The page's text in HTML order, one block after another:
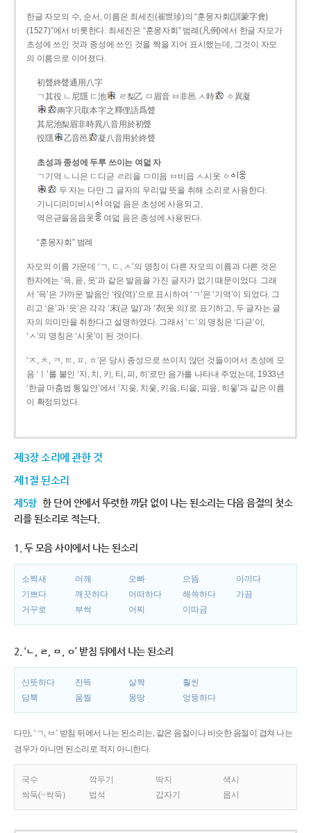
한글 자모의 수, 순서, 이름은 최세진(崔世珍)의 “훈몽자회(訓蒙字會)
(1527)”에서 비롯한다. 최세진은 “훈몽자회” 범례(凡例)에서 한글 자모가
초성에 쓰인 것과 종성에 쓰인 것을 짝을 지어 표시했는데, 그것이 자모
의 이름으로 이어졌다.
初聲終聲通用八字
ㄱ其役 ㄴ尼隱 ㄷ池
ㄹ梨乙 ㅁ眉音 ㅂ非邑 ㅅ時
ㆁ異凝
兩字只取本字之釋俚語爲聲
其尼池梨眉非時異八音用於初聲
役隱
乙音邑 凝八音用於終聲
초성과 종성에 두루 쓰이는 여덟 자
ㄱ기역 ㄴ니은 ㄷ디귿 ㄹ리을 ㅁ미음 ㅂ비읍 ㅅ시옷 ㆁ
두 자는 다만 그 글자의 우리말 뜻을 취해 소리로 사용한다.
기니디리미비시
여덟 음은 초성에 사용되고,
역은귿을음읍옷
여덟 음은 종성에 사용된다.
“훈몽자회” 범례
자모의 이름 가운데 ‘ㄱ, ㄷ, ㅅ’의 명칭이 다른 자모의 이름과 다른 것은
한자에는 ‘윽, 읃, 읏’과 같은 발음을 가진 글자가 없기 때문이었다. 그래
서 ‘윽’은 가까운 발음인 ‘役(역)’으로 표시하여 ‘ㄱ’은 ‘기역’이 되었다. 그
리고 ‘읃’과 ‘읏’은 각각 ‘末(귿 말)’과 ‘衣(옷 의)’로 표기하고, 두 글자는 글
자의 의미만을 취한다고 설명하였다. 그래서 ‘ㄷ’의 명칭은 ‘디귿’이,
‘ㅅ’의 명칭은 ‘시옷’이 된 것이다.
‘ㅈ, ㅊ, ㅋ, ㅌ, ㅍ, ㅎ’은 당시 종성으로 쓰이지 않던 것들이어서 초성에 모
음 ‘ㅣ’를 붙인 ‘지, 치, 키, 티, 피, 히’로만 음가를 나타내 주었는데, 1933년
‘한글 마춤법 통일안’에서 ‘지읒, 치읓, 키읔, 티읕, 피읖, 히읗’과 같은 이름
이 확정되었다.
제3장 소리에 관한 것
제1절 된소리
제5항 한 단어 안에서 뚜렷한 까닭 없이 나는 된소리는 다음 음절의 첫소
리를 된소리로 적는다.
1. 두 모음 사이에서 나는 된소리
소쩍새 어깨 오빠 으뜸
아끼다
기쁘다
깨끗하다 어떠하다 해쓱하다
가끔
거꾸로
부썩 어찌 이따금
2. ‘ㄴ, ㄹ, ㅁ, ㅇ’ 받침 뒤에서 나는 된소리
산뜻하다 잔뜩 살짝
훨씬
담뿍
움찔 몽땅 엉뚱하다
다만, ‘ㄱ, ㅂ’ 받침 뒤에서 나는 된소리는, 같은 음절이나 비슷한 음절이 겹쳐 나는
경우가 아니면 된소리로 적지 아니한다.
국수 깍두기 딱지
색시
싹둑(~싹둑)
법석 갑자기 몹시